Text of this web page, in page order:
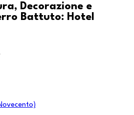
Decorazione e
Battuto: Hotel